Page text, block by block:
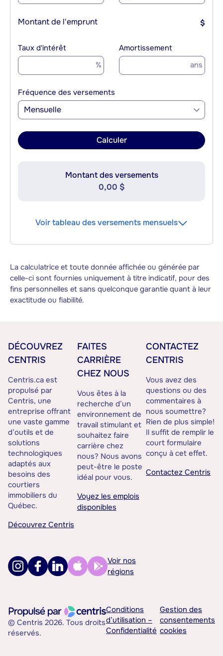
Montant de l'emprunt $
Taux d'intérêt
%
Amortissement
ans
Fréquence des versements
Mensuelle
Calculer
Montant des versements
0,00 $
Voir tableau des versements mensuels
La calculatrice et toute donnée affichée ou générée par
celle-ci sont fournies uniquement à titre indicatif, pour des
fins personnelles et sans quelconque garantie quant à leur
exactitude ou fiabilité.
DÉCOUVREZ
CENTRIS
Centris.ca est
propulsé par
Centris, une
entreprise offrant
une vaste gamme
d’outils et de
solutions
technologiques
adaptés aux
besoins des
courtiers
immobiliers du
Québec.
Découvrez Centris
FAITES
CARRIÈRE
CHEZ NOUS
Vous êtes à la
recherche d’un
environnement de
travail stimulant et
souhaitez faire
carrière chez
nous? Nous avons
peut-être le poste
idéal pour vous.
Voyez les emplois
disponibles
CONTACTEZ
CENTRIS
Vous avez des
questions ou des
commentaires à
nous soumettre?
Rien de plus simple!
Il suffit de remplir le
court formulaire
conçu à cet effet.
Contactez Centris
Voir nos
régions
© Centris 2026. Tous droits
réservés.
Conditions
d’utilisation –
Confidentialité
Gestion des
consentements
cookies